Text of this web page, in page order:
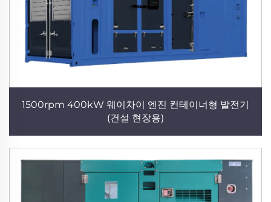
1500rpm 400kW 웨이차이 엔진 컨테이너형 발전기
(건설 현장용)